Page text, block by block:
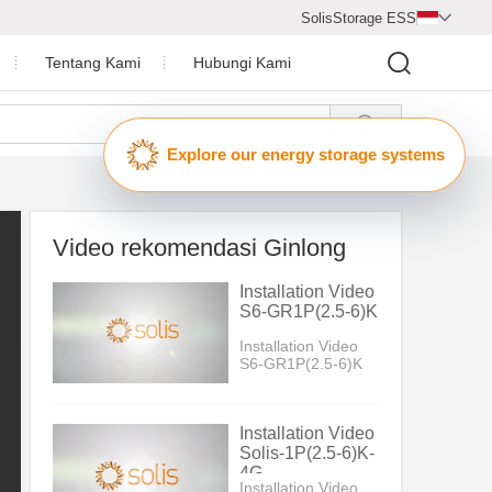
SolisStorage ESS

Tentang Kami
Pusat Video
Profil Perusahaan
Penghargaan Perusahaan
Hubungi Kami

Video rekomendasi Ginlong
Installation Video
S6-GR1P(2.5-6)K
Installation Video
S6-GR1P(2.5-6)K
Installation Video
Solis-1P(2.5-6)K-
4G
Installation Video